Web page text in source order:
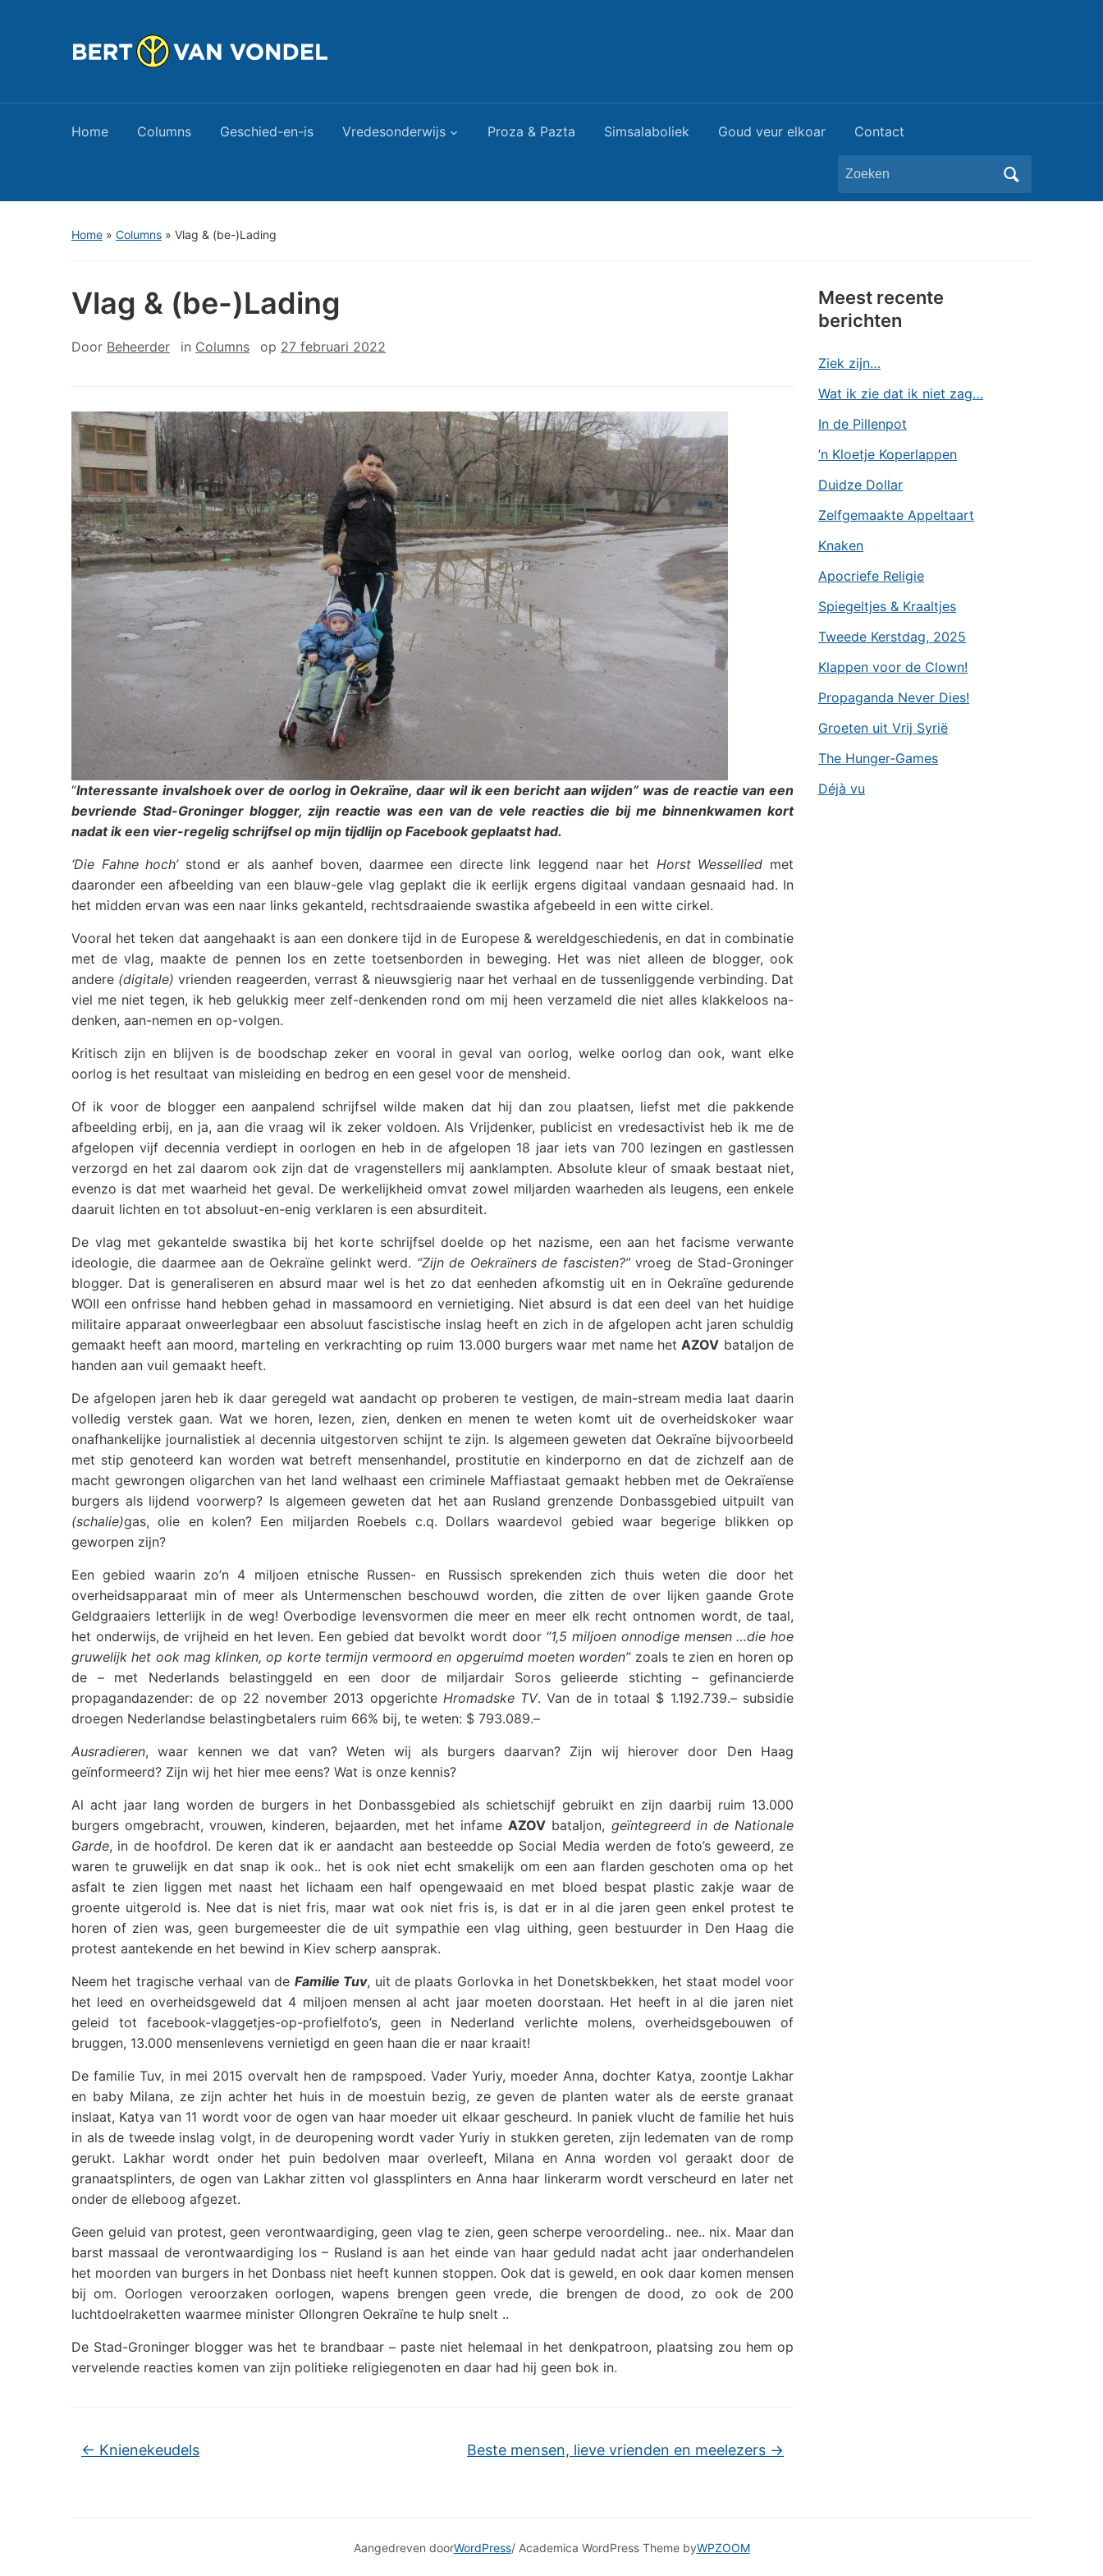
Home Columns Geschied-en-is Vredesonderwijs Proza & Pazta Simsalaboliek Goud veur elkoar Contact
Zoeken
naar:
Home » Columns » Vlag & (be-)Lading
Vlag & (be-)Lading
Door Beheerder in Columns op 27 februari 2022
“Interessante invalshoek over de oorlog in Oekraïne, daar wil ik een bericht aan wijden” was de reactie van een
bevriende Stad-Groninger blogger, zijn reactie was een van de vele reacties die bij me binnenkwamen kort
nadat ik een vier-regelig schrijfsel op mijn tijdlijn op Facebook geplaatst had.
‘Die Fahne hoch’stond er als aanhef boven, daarmee een directe link leggend naar het Horst Wessellied met
daaronder een afbeelding van een blauw-gele vlag geplakt die ik eerlijk ergens digitaal vandaan gesnaaid had. In
het midden ervan was een naar links gekanteld, rechtsdraaiende swastika afgebeeld in een witte cirkel.
Vooral het teken dat aangehaakt is aan een donkere tijd in de Europese & wereldgeschiedenis, en dat in combinatie
met de vlag, maakte de pennen los en zette toetsenborden in beweging. Het was niet alleen de blogger, ook
andere (digitale) vrienden reageerden, verrast & nieuwsgierig naar het verhaal en de tussenliggende verbinding. Dat
viel me niet tegen, ik heb gelukkig meer zelf-denkenden rond om mij heen verzameld die niet alles klakkeloos na-
denken, aan-nemen en op-volgen.
Kritisch zijn en blijven is de boodschap zeker en vooral in geval van oorlog, welke oorlog dan ook, want elke
oorlog is het resultaat van misleiding en bedrog en een gesel voor de mensheid.
Of ik voor de blogger een aanpalend schrijfsel wilde maken dat hij dan zou plaatsen, liefst met die pakkende
afbeelding erbij, en ja, aan die vraag wil ik zeker voldoen. Als Vrijdenker, publicist en vredesactivist heb ik me de
afgelopen vijf decennia verdiept in oorlogen en heb in de afgelopen 18 jaar iets van 700 lezingen en gastlessen
verzorgd en het zal daarom ook zijn dat de vragenstellers mij aanklampten. Absolute kleur of smaak bestaat niet,
evenzo is dat met waarheid het geval. De werkelijkheid omvat zowel miljarden waarheden als leugens, een enkele
daaruit lichten en tot absoluut-en-enig verklaren is een absurditeit.
De vlag met gekantelde swastika bij het korte schrijfsel doelde op het nazisme, een aan het facisme verwante
ideologie, die daarmee aan de Oekraïne gelinkt werd. “Zijn de Oekraïners de fascisten?”vroeg de Stad-Groninger
blogger. Dat is generaliseren en absurd maar wel is het zo dat eenheden afkomstig uit en in Oekraïne gedurende
WOII een onfrisse hand hebben gehad in massamoord en vernietiging. Niet absurd is dat een deel van het huidige
militaire apparaat onweerlegbaar een absoluut fascistische inslag heeft en zich in de afgelopen acht jaren schuldig
gemaakt heeft aan moord, marteling en verkrachting op ruim 13.000 burgers waar met name hetAZOV bataljon de
handen aan vuil gemaakt heeft.
De afgelopen jaren heb ik daar geregeld wat aandacht op proberen te vestigen, de main-stream media laat daarin
volledig verstek gaan. Wat we horen, lezen, zien, denken en menen te weten komt uit de overheidskoker waar
onafhankelijke journalistiek al decennia uitgestorven schijnt te zijn. Is algemeen geweten dat Oekraïne bijvoorbeeld
met stip genoteerd kan worden wat betreft mensenhandel, prostitutie en kinderporno en dat de zichzelf aan de
macht gewrongen oligarchen van het land welhaast een criminele Maffiastaat gemaakt hebben met de Oekraïense
burgers als lijdend voorwerp? Is algemeen geweten dat het aan Rusland grenzende Donbassgebied uitpuilt van
(schalie)gas, olie en kolen? Een miljarden Roebels c.q. Dollars waardevol gebied waar begerige blikken op
geworpen zijn?
Een gebied waarin zo’n 4 miljoen etnische Russen- en Russisch sprekenden zich thuis weten die door het
overheidsapparaat min of meer als Untermenschen beschouwd worden, die zitten de over lijken gaande Grote
Geldgraaiers letterlijk in de weg! Overbodige levensvormen die meer en meer elk recht ontnomen wordt, de taal,
het onderwijs, de vrijheid en het leven. Een gebied dat bevolkt wordt door “1,5 miljoen onnodige mensen …die hoe
gruwelijk het ook mag klinken, op korte termijn vermoord en opgeruimd moeten worden”zoals te zien en horen op
de – met Nederlands belastinggeld en een door de miljardair Soros gelieerde stichting – gefinancierde
propagandazender: de op 22 november 2013 opgerichte Hromadske TV. Van de in totaal $ 1.192.739.– subsidie
droegen Nederlandse belastingbetalers ruim 66% bij, te weten: $ 793.089.–
Ausradieren, waar kennen we dat van? Weten wij als burgers daarvan? Zijn wij hierover door Den Haag
geïnformeerd? Zijn wij het hier mee eens? Wat is onze kennis?
Al acht jaar lang worden de burgers in het Donbassgebied als schietschijf gebruikt en zijn daarbij ruim 13.000
burgers omgebracht, vrouwen, kinderen, bejaarden, met het infameAZOV bataljon, geïntegreerd in de Nationale
Garde, in de hoofdrol. De keren dat ik er aandacht aan besteedde op Social Media werden de foto’s geweerd, ze
waren te gruwelijk en dat snap ik ook.. het is ook niet echt smakelijk om een aan flarden geschoten oma op het
asfalt te zien liggen met naast het lichaam een half opengewaaid en met bloed bespat plastic zakje waar de
groente uitgerold is. Nee dat is niet fris, maar wat ook niet fris is, is dat er in al die jaren geen enkel protest te
horen of zien was, geen burgemeester die de uit sympathie een vlag uithing, geen bestuurder in Den Haag die
protest aantekende en het bewind in Kiev scherp aansprak.
Neem het tragische verhaal van de Familie Tuv, uit de plaats Gorlovka in het Donetskbekken, het staat model voor
het leed en overheidsgeweld dat 4 miljoen mensen al acht jaar moeten doorstaan. Het heeft in al die jaren niet
geleid tot facebook-vlaggetjes-op-profielfoto’s, geen in Nederland verlichte molens, overheidsgebouwen of
bruggen, 13.000 mensenlevens vernietigd en geen haan die er naar kraait!
De familie Tuv, in mei 2015 overvalt hen de rampspoed. Vader Yuriy, moeder Anna, dochter Katya, zoontje Lakhar
en baby Milana, ze zijn achter het huis in de moestuin bezig, ze geven de planten water als de eerste granaat
inslaat, Katya van 11 wordt voor de ogen van haar moeder uit elkaar gescheurd. In paniek vlucht de familie het huis
in als de tweede inslag volgt, in de deuropening wordt vader Yuriy in stukken gereten, zijn ledematen van de romp
gerukt. Lakhar wordt onder het puin bedolven maar overleeft, Milana en Anna worden vol geraakt door de
granaatsplinters, de ogen van Lakhar zitten vol glassplinters en Anna haar linkerarm wordt verscheurd en later net
onder de elleboog afgezet.
Geen geluid van protest, geen verontwaardiging, geen vlag te zien, geen scherpe veroordeling.. nee.. nix. Maar dan
barst massaal de verontwaardiging los – Rusland is aan het einde van haar geduld nadat acht jaar onderhandelen
het moorden van burgers in het Donbass niet heeft kunnen stoppen. Ook dat is geweld, en ook daar komen mensen
bij om. Oorlogen veroorzaken oorlogen, wapens brengen geen vrede, die brengen de dood, zo ook de 200
luchtdoelraketten waarmee minister Ollongren Oekraïne te hulp snelt ..
De Stad-Groninger blogger was het te brandbaar – paste niet helemaal in het denkpatroon, plaatsing zou hem op
vervelende reacties komen van zijn politieke religiegenoten en daar had hij geen bok in.
← Knienekeudels Beste mensen, lieve vrienden en meelezers →
Meest recente
berichten
Ziek zijn…
Wat ik zie dat ik niet zag…
In de Pillenpot
’n Kloetje Koperlappen
Duidze Dollar
Zelfgemaakte Appeltaart
Knaken
Apocriefe Religie
Spiegeltjes & Kraaltjes
Tweede Kerstdag, 2025
Klappen voor de Clown!
Propaganda Never Dies!
Groeten uit Vrij Syrië
The Hunger-Games
Déjà vu
Aangedreven doorWordPress/ Academica WordPress Theme byWPZOOM